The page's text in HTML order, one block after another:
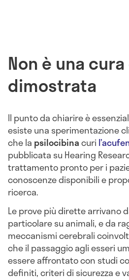
Non è una
dimostrata
Il punto da chiarire è
esiste una sperimentazione
che la psilocibinacuri
pubblicata su Hearing
trattamento pronto per i
conoscenze disponibili e
ricerca.
Le prove più dirette arrivano
particolare su animali, e da
meccanismi cerebrali
che il passaggio agli esseri
essere affrontato con studi
definiti, criteri di sicurezza e